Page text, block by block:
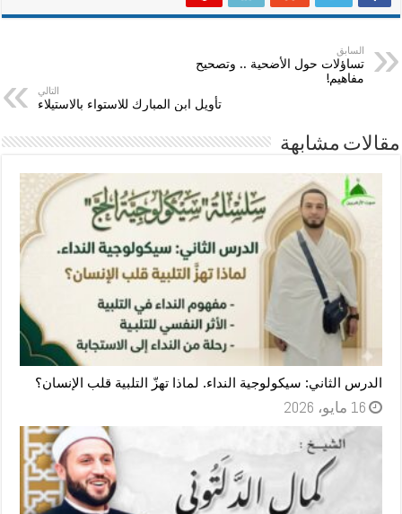
السابق
تساؤلات حول الأضحية .. وتصحيح
مفاهيم!
التالي
تأويل ابن المبارك للاستواء بالاستيلاء
مقالات مشابهة
الدرس الثاني: سيكولوجية النداء. لماذا تهزّ التلبية قلب الإنسان؟
16 مايو، 2026